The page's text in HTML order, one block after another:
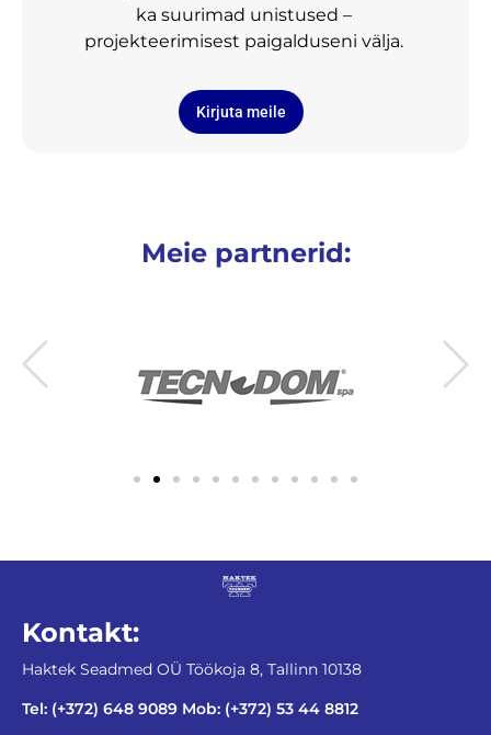
ka suurimad unistused –
projekteerimisest paigalduseni välja.
Kirjuta meile
Meie partnerid:
Kontakt:
Haktek Seadmed OÜ Töökoja 8, Tallinn 10138
Tel: (+372) 648 9089 Mob: (+372) 53 44 8812